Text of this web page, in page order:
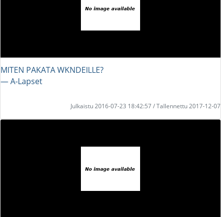
MITEN PAKATA WKNDEILLE?
― A-Lapset
Julkaistu 2016-07-23 18:42:57 / Tallennettu 2017-12-07